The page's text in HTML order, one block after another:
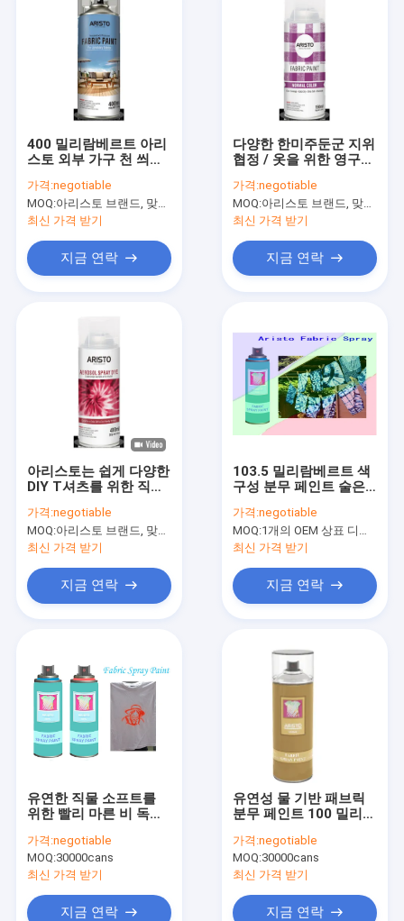
우리 에 관한 것
공장 투어
직물 분무 도장
산업 윤활유
스프레이 페인트를 표시
수성 페인트
차 청소 살포
자동 배려 제품
400 밀리람베르트 아리
스토 외부 가구 천 씌우
보호제 다양한 색상
가격:negotiable
MOQ:아리스토 브랜드, 맞춘 브랜드를 위한 15000개 깡통을 위한 6000개 깡통
최신 가격 받기
지금 연락
다양한 한미주둔군 지위
협정 / 옷을 위한 영구
아리스토 150 밀리람베
르트 400 밀리람베르트
가격:negotiable
MOQ:아리스토 브랜드, 맞춘 브랜드를 위한 15000개 깡통을 위한 6000개 깡통
최신 가격 받기
지금 연락
아리스토는 쉽게 다양한
DIY T셔츠를 위한 직물
씌우기 코팅을 결합합니
다
가격:negotiable
MOQ:아리스토 브랜드, 맞춘 브랜드를 위한 15000개 깡통을 위한 6000개 깡통
최신 가격 받기
지금 연락
103.5 밀리람베르트 색
구성 분무 페인트 술은
기가 없지 않은 것 기초
로 하지 않았습니다
가격:negotiable
MOQ:1개의 OEM 상표 디자인 당 25000cans, 1200cans/color
최신 가격 받기
지금 연락
유연한 직물 소프트를
위한 빨리 마른 비 독성
인트
가격:negotiable
MOQ:30000cans
최신 가격 받기
지금 연락
유연성 물 기반 패브릭
분무 페인트 100 밀리람
트 400 밀리람베르트
가격:negotiable
MOQ:30000cans
최신 가격 받기
지금 연락